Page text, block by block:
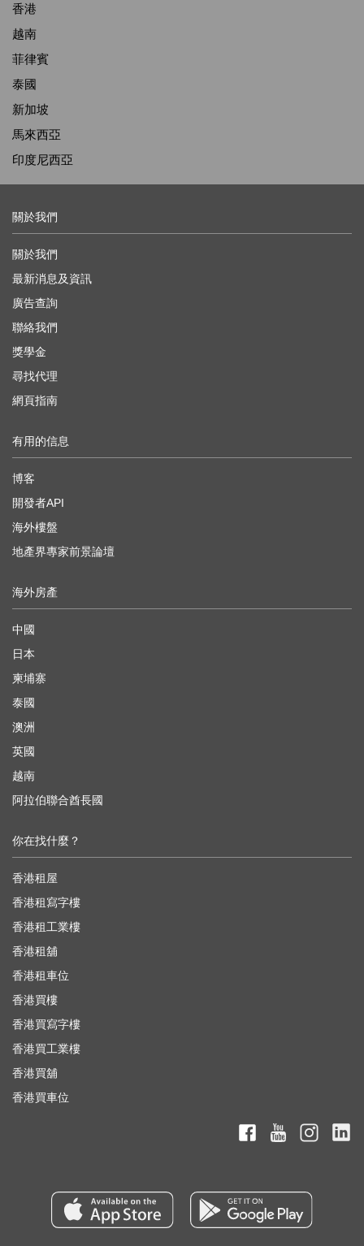
香港
越南
菲律賓
泰國
新加坡
馬來西亞
印度尼西亞
關於我們
關於我們
最新消息及資訊
廣告查詢
聯絡我們
獎學金
尋找代理
網頁指南
有用的信息
博客
開發者API
海外樓盤
地產界專家前景論壇
海外房產
中國
日本
柬埔寨
泰國
澳洲
英國
越南
阿拉伯聯合酋長國
你在找什麼？
香港租屋
香港租寫字樓
香港租工業樓
香港租舖
香港租車位
香港買樓
香港買寫字樓
香港買工業樓
香港買舖
香港買車位